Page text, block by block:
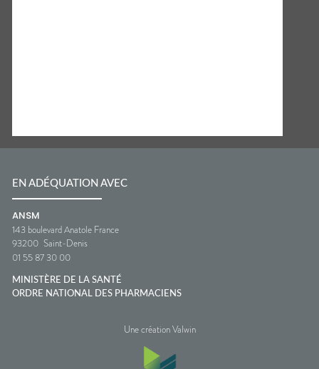
EN ADÉQUATION AVEC
ANSM
143 boulevard Anatole France
93200 Saint-Denis
01 55 87 30 00
MINISTÈRE DE LA SANTÉ
ORDRE NATIONAL DES PHARMACIENS
Une création Valwin